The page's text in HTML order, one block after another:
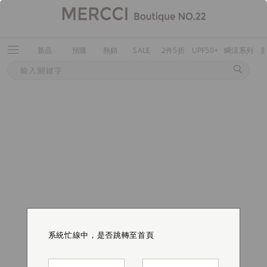
新品 預購 熱銷 SALE 2件5折 UPF50+ 瞬涼系列
系統忙線中，是否跳轉至首頁
系統忙線中，是否跳轉至首頁
系統忙線中，是否跳轉至首頁
系統忙線中，是否跳轉至首頁
系統忙線中，是否跳轉至首頁